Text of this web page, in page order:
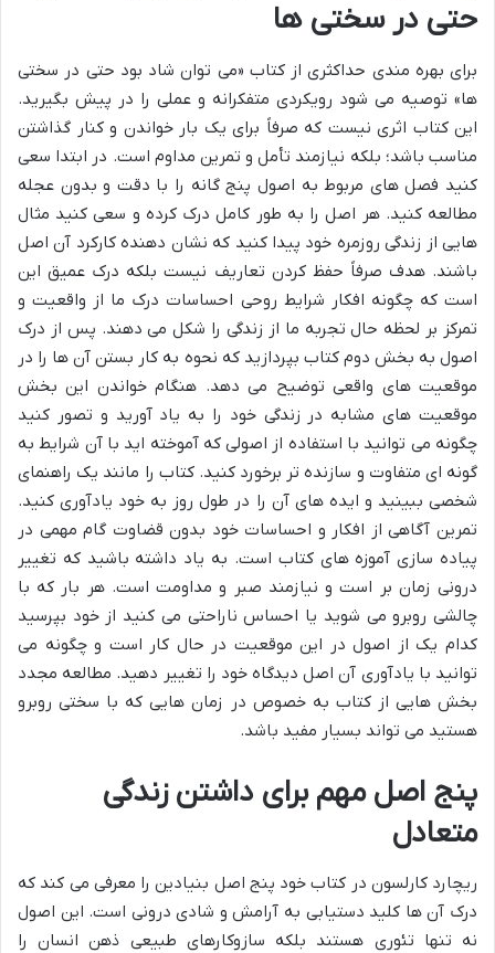
حتی در سختی ها
برای بهره مندی حداکثری از کتاب «می توان شاد بود حتی در سختی
ها» توصیه می شود رویکردی متفکرانه و عملی را در پیش بگیرید.
این کتاب اثری نیست که صرفاً برای یک بار خواندن و کنار گذاشتن
مناسب باشد؛ بلکه نیازمند تأمل و تمرین مداوم است. در ابتدا سعی
کنید فصل های مربوط به اصول پنج گانه را با دقت و بدون عجله
مطالعه کنید. هر اصل را به طور کامل درک کرده و سعی کنید مثال
هایی از زندگی روزمره خود پیدا کنید که نشان دهنده کارکرد آن اصل
باشند. هدف صرفاً حفظ کردن تعاریف نیست بلکه درک عمیق این
است که چگونه افکار شرایط روحی احساسات درک ما از واقعیت و
تمرکز بر لحظه حال تجربه ما از زندگی را شکل می دهند. پس از درک
اصول به بخش دوم کتاب بپردازید که نحوه به کار بستن آن ها را در
موقعیت های واقعی توضیح می دهد. هنگام خواندن این بخش
موقعیت های مشابه در زندگی خود را به یاد آورید و تصور کنید
چگونه می توانید با استفاده از اصولی که آموخته اید با آن شرایط به
گونه ای متفاوت و سازنده تر برخورد کنید. کتاب را مانند یک راهنمای
شخصی ببینید و ایده های آن را در طول روز به خود یادآوری کنید.
تمرین آگاهی از افکار و احساسات خود بدون قضاوت گام مهمی در
پیاده سازی آموزه های کتاب است. به یاد داشته باشید که تغییر
درونی زمان بر است و نیازمند صبر و مداومت است. هر بار که با
چالشی روبرو می شوید یا احساس ناراحتی می کنید از خود بپرسید
کدام یک از اصول در این موقعیت در حال کار است و چگونه می
توانید با یادآوری آن اصل دیدگاه خود را تغییر دهید. مطالعه مجدد
بخش هایی از کتاب به خصوص در زمان هایی که با سختی روبرو
هستید می تواند بسیار مفید باشد.
پنج اصل مهم برای داشتن زندگی
متعادل
ریچارد کارلسون در کتاب خود پنج اصل بنیادین را معرفی می کند که
درک آن ها کلید دستیابی به آرامش و شادی درونی است. این اصول
نه تنها تئوری هستند بلکه سازوکارهای طبیعی ذهن انسان را